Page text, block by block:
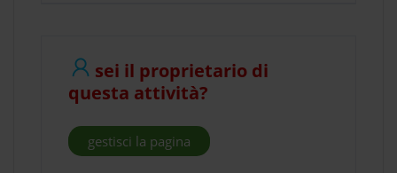
sei il proprietario di
questa attività?
gestisci la pagina